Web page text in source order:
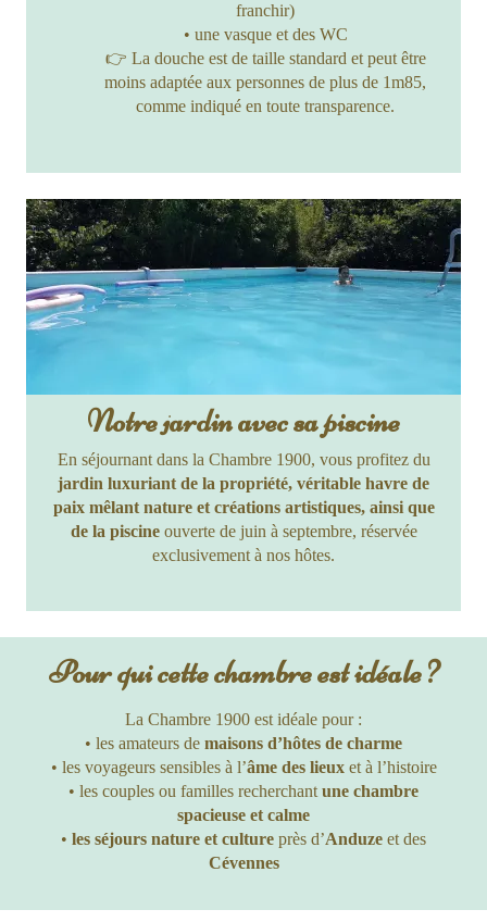
franchir)
• une vasque et des WC
👉 La douche est de taille standard et peut être
moins adaptée aux personnes de plus de 1m85,
comme indiqué en toute transparence.
Notre jardin avec sa piscine
En séjournant dans la Chambre 1900, vous profitez du
jardin luxuriant de la propriété, véritable havre de
paix mêlant nature et créations artistiques, ainsi que
de la piscineouverte de juin à septembre, réservée
exclusivement à nos hôtes.
Pour qui cette chambre est idéale ?
La Chambre 1900 est idéale pour :
• les amateurs de maisons d’hôtes de charme
• les voyageurs sensibles à l’âme des lieuxet à l’histoire
• les couples ou familles recherchant une chambre
spacieuse et calme
• les séjours nature et culture près d’Anduze et des
Cévennes